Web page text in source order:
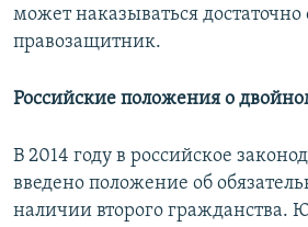
может наказываться
правозащитник.
Российские положения о
В 2014 году в российское
введено положение об
наличии второго гражданства.